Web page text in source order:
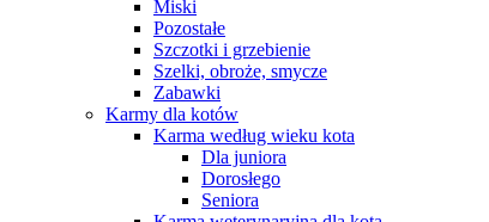
Miski
Pozostałe
Szczotki i grzebienie
Szelki, obroże, smycze
Zabawki
Karmy dla kotów
Karma według wieku kota
Dla juniora
Dorosłego
Seniora